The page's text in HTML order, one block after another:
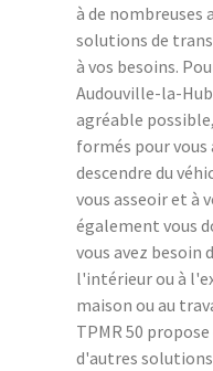
à de nombreuses
solutions de
à vos besoins.
Audouville-la-
agréable
formés pour
descendre du
vous asseoir et à
également vous
vous avez besoin
l'intérieur ou à
maison ou au
TPMR 50
d'autres